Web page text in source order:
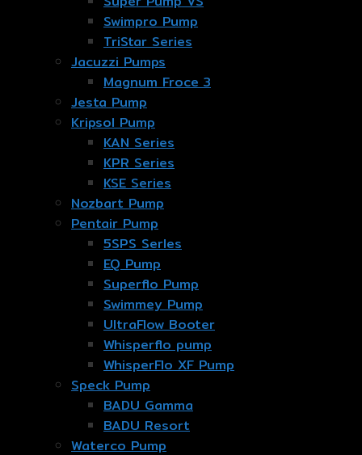
Swimpro Pump
TriStar Series
Jacuzzi Pumps
Magnum Froce 3
Jesta Pump
Kripsol Pump
KAN Series
KPR Series
KSE Series
Nozbart Pump
Pentair Pump
5SPS Serles
EQ Pump
Superflo Pump
Swimmey Pump
UltraFlow Booter
Whisperflo pump
WhisperFlo XF Pump
Speck Pump
BADU Gamma
BADU Resort
Waterco Pump